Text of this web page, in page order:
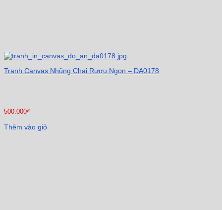
Tranh Canvas Nhũng Chai Rượu Ngon – DA0178
500.000₫
Thêm vào giỏ